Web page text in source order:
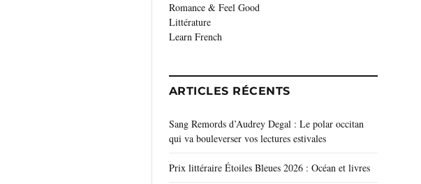
Romance & Feel Good
Littérature
Learn French
ARTICLES RÉCENTS
Sang Remords d’Audrey Degal : Le polar occitan
qui va bouleverser vos lectures estivales
Prix littéraire Étoiles Bleues 2026 : Océan et livres